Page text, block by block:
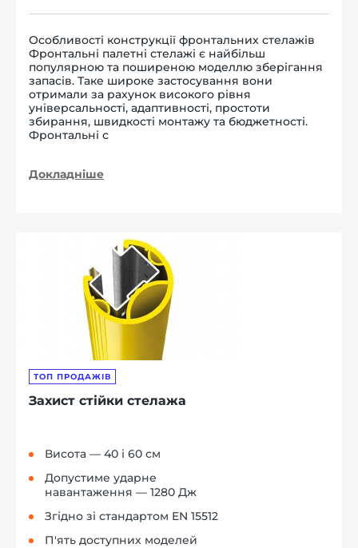
Особливості конструкції фронтальних стелажів
Фронтальні палетні стелажі є найбільш
популярною та поширеною моделлю зберігання
запасів. Таке широке застосування вони
отримали за рахунок високого рівня
універсальності, адаптивності, простоти
збирання, швидкості монтажу та бюджетності.
Фронтальні с
Докладніше
ТОП ПРОДАЖІВ
Захист стійки стелажа
Висота — 40 і 60 см
Допустиме ударне
навантаження — 1280 Дж
Згідно зі стандартом EN 15512
П'ять доступних моделей